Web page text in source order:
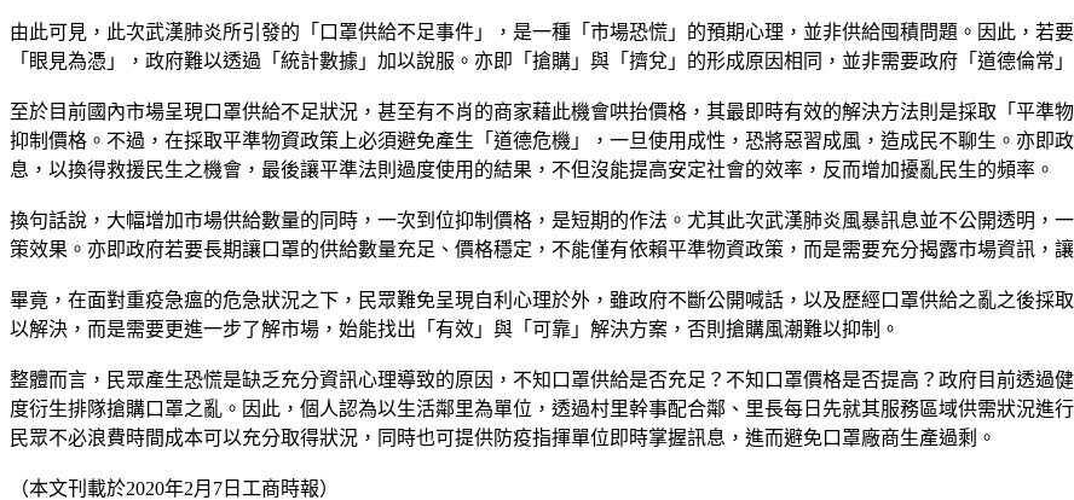
由此可見，此次武漢肺炎所引發的「口罩供給不足事件」，是一種「市場恐慌」的預期心理，並非供給囤積問題。因此，若
「眼見為憑」，政府難以透過「統計數據」加以說服。亦即「搶購」與「擠兌」的形成原因相同，並非需要政府「道德倫常
至於目前國內市場呈現口罩供給不足狀況，甚至有不肖的商家藉此機會哄抬價格，其最即時有效的解決方法則是採取「平準
抑制價格。不過，在採取平準物資政策上必須避免產生「道德危機」，一旦使用成性，恐將惡習成風，造成民不聊生。亦即
息，以換得救援民生之機會，最後讓平準法則過度使用的結果，不但沒能提高安定社會的效率，反而增加擾亂民生的頻率。
換句話說，大幅增加市場供給數量的同時，一次到位抑制價格，是短期的作法。尤其此次武漢肺炎風暴訊息並不公開透明，
策效果。亦即政府若要長期讓口罩的供給數量充足、價格穩定，不能僅有依賴平準物資政策，而是需要充分揭露市場資訊，
畢竟，在面對重疫急瘟的危急狀況之下，民眾難免呈現自利心理於外，雖政府不斷公開喊話，以及歷經口罩供給之亂之後採
以解決，而是需要更進一步了解市場，始能找出「有效」與「可靠」解決方案，否則搶購風潮難以抑制。
整體而言，民眾產生恐慌是缺乏充分資訊心理導致的原因，不知口罩供給是否充足？不知口罩價格是否提高？政府目前透過
度衍生排隊搶購口罩之亂。因此，個人認為以生活鄰里為單位，透過村里幹事配合鄰、里長每日先就其服務區域供需狀況進
民眾不必浪費時間成本可以充分取得狀況，同時也可提供防疫指揮單位即時掌握訊息，進而避免口罩廠商生產過剩。
（本文刊載於2020年2月7日工商時報）